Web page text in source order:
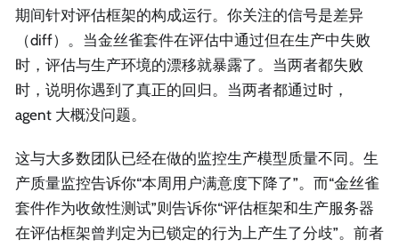
期间针对评估框架的构成运行。你关注的信号是差异
（diff）。当金丝雀套件在评估中通过但在生产中失败
时，评估与生产环境的漂移就暴露了。当两者都失败
时，说明你遇到了真正的回归。当两者都通过时，
agent 大概没问题。
这与大多数团队已经在做的监控生产模型质量不同。生
产质量监控告诉你“本周用户满意度下降了”。而“金丝雀
套件作为收敛性测试”则告诉你“评估框架和生产服务器
在评估框架曾判定为已锁定的行为上产生了分歧”。前者